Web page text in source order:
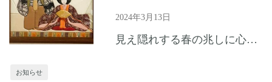
2024年3月13日
見え隠れする春の兆しに心が躍る今日この頃、皆様お変わりありませんか。 有料老人ホームフローラの玄関では、お雛様の飾りがお客様をお迎えしておりました。 花壇にはつくしも出てきたり、ポピーの花が咲いたりと...
お知らせ